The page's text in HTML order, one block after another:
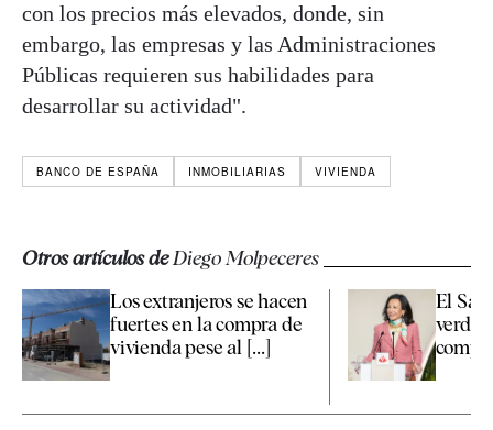
con los precios más elevados, donde, sin
embargo, las empresas y las Administraciones
Públicas requieren sus habilidades para
desarrollar su actividad".
BANCO DE ESPAÑA INMOBILIARIAS VIVIENDA
Otros artículos deDiego Molpeceres
Los extranjeros se hacen
fuertes en la compra de
vivienda pese al [...]
El
verde